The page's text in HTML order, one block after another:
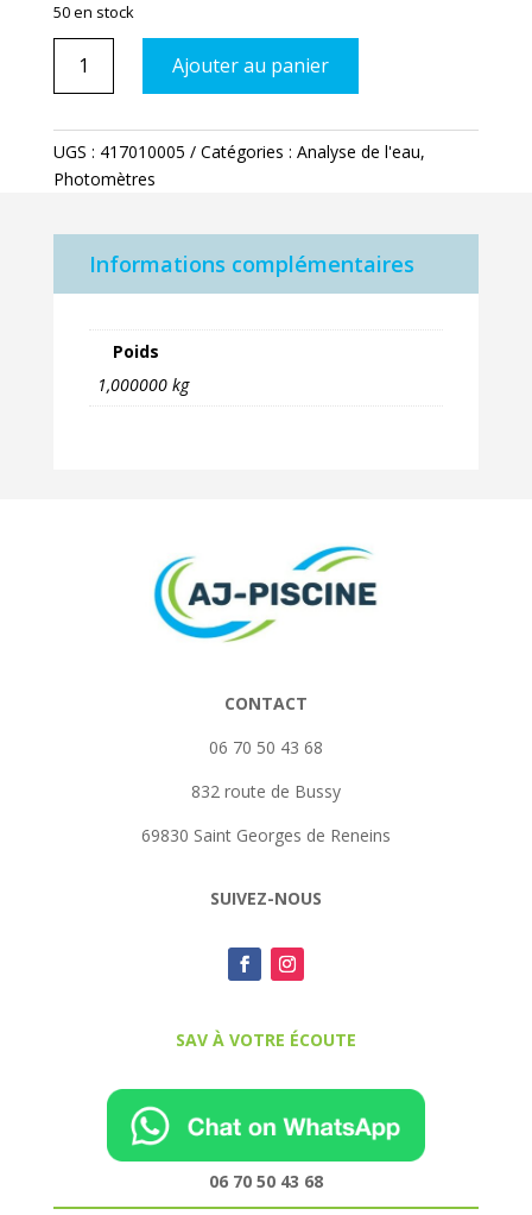
50 en stock
ronde
PC03/06
par
Ajouter au panier
UGS : 417010005 Catégories : Analyse de l'eau,
Photomètres
Informations complémentaires
Poids
1,000000 kg
CONTACT
06 70 50 43 68
832 route de Bussy
69830 Saint Georges de Reneins
SUIVEZ-NOUS
SAV À VOTRE ÉCOUTE
06 70 50 43 68